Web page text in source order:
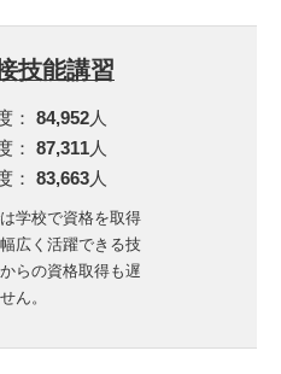
技能講習
： 84,952人
： 87,311人
： 83,663人
学校で資格を取得
広く活躍できる技
らの資格取得も遅
ん。